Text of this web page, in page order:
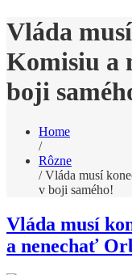
Vláda
Komisiu a
boji
Home
/
Rôzne
/ Vláda musí
v boji samého!
Vláda musí
a nenechať